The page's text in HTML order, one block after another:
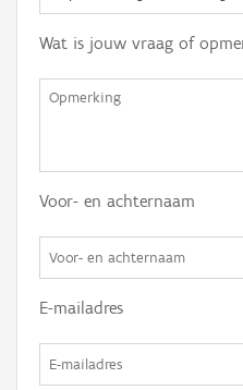
Wat is jouw vraag of
Voor- en achternaam
E-mailadres